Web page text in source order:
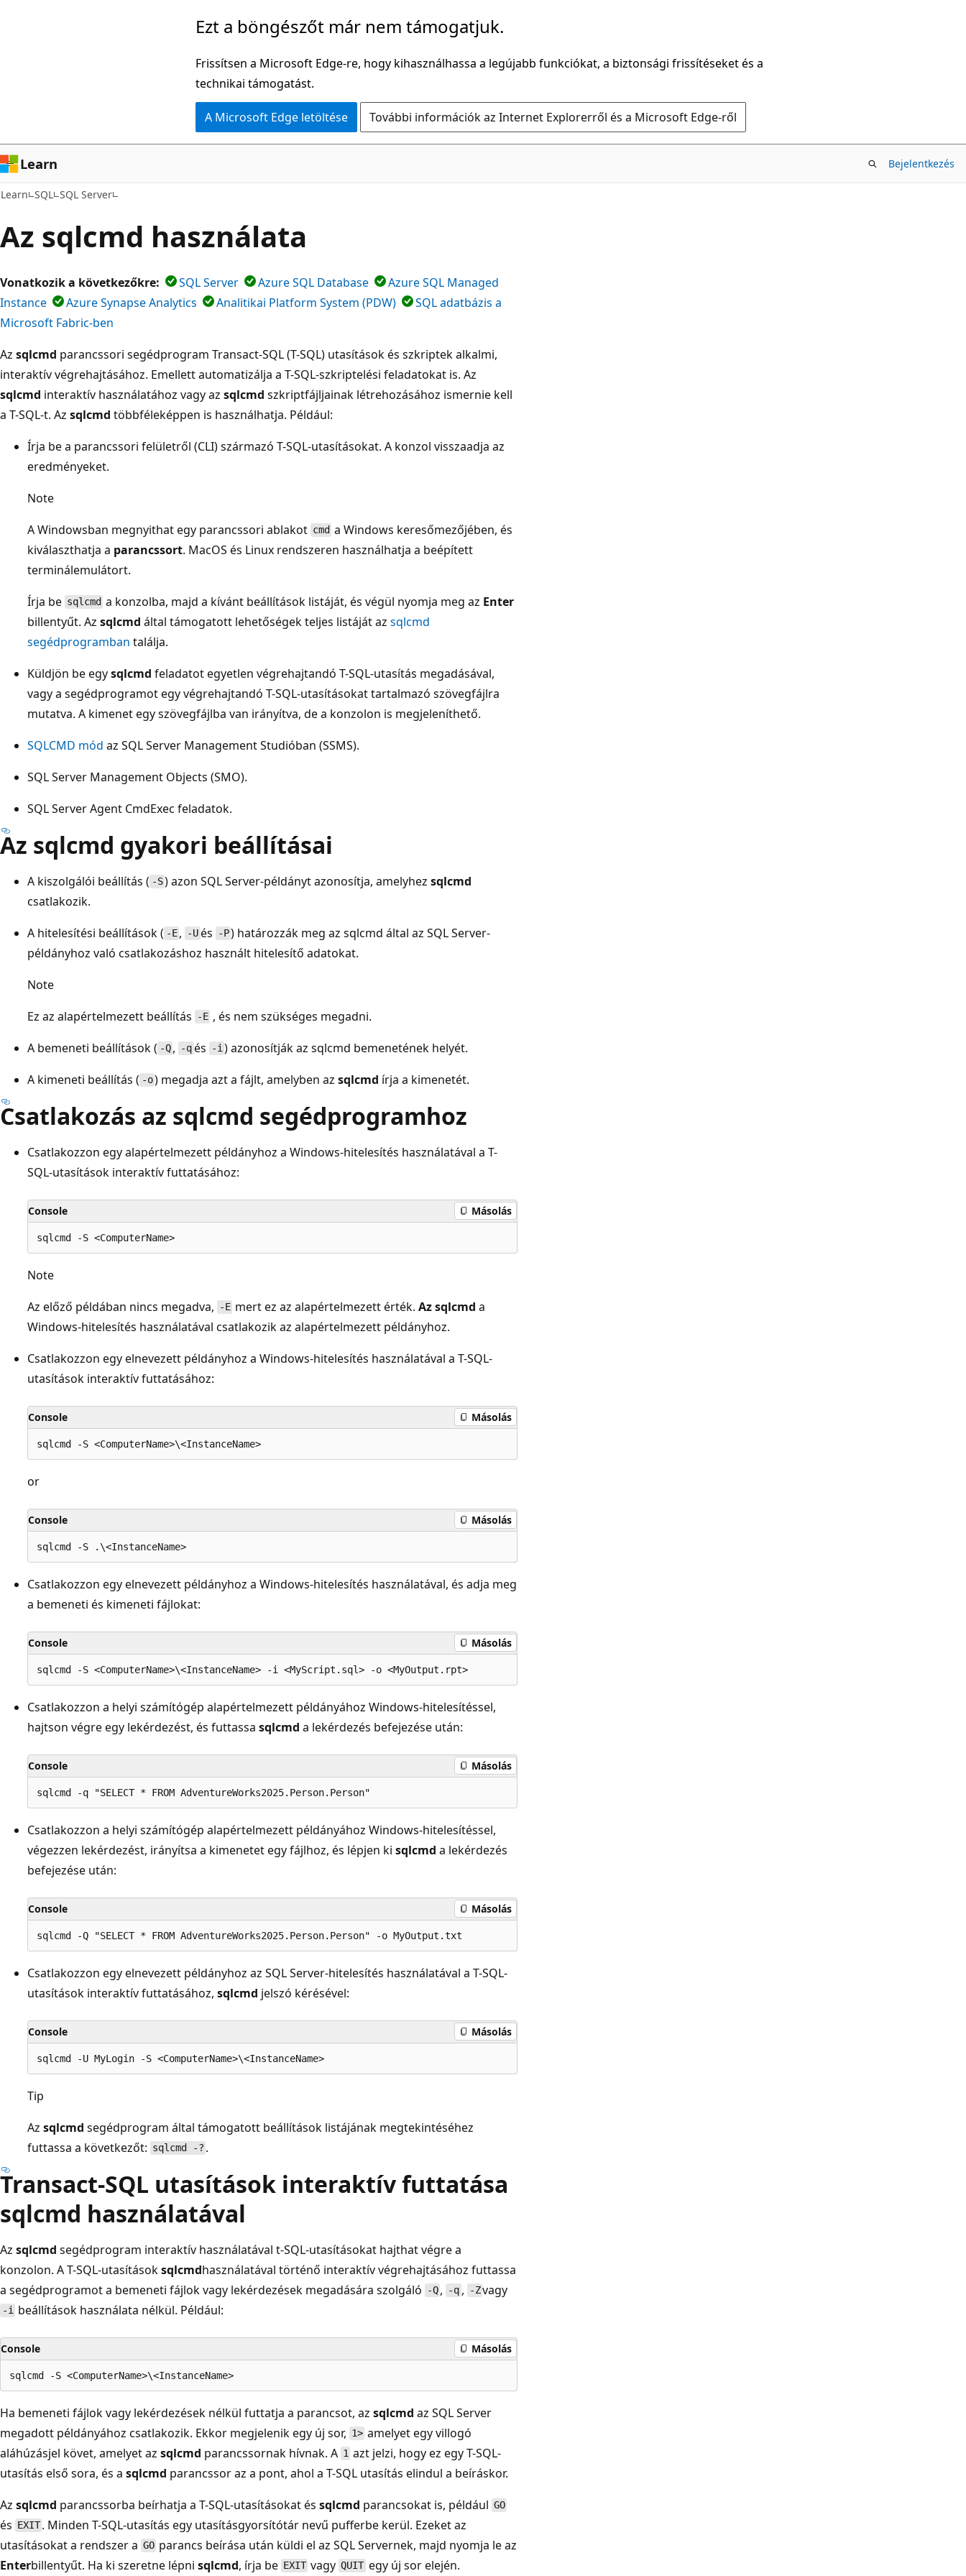
Ezt a böngészőt már nem támogatjuk.
Frissítsen a Microsoft Edge-re, hogy kihasználhassa a legújabb funkciókat, a biztonsági frissítéseket és a
technikai támogatást.
A Microsoft Edge letöltése További információk az Internet Explorerről és a Microsoft Edge-ről
Learn Bejelentkezés
Learn SQL SQL Server
Az sqlcmd használata
Vonatkozik a következőkre: SQL Server Azure SQL Database
Azure SQL Managed
Instance
Azure Synapse Analytics Analitikai Platform System (PDW)
SQL adatbázis a
Microsoft Fabric-ben
Az sqlcmd parancssori segédprogram Transact-SQL (T-SQL) utasítások és szkriptek alkalmi,
interaktív végrehajtásához. Emellett automatizálja a T-SQL-szkriptelési feladatokat is. Az
sqlcmd interaktív használatához vagy az sqlcmd szkriptfájljainak létrehozásához ismernie kell
a T-SQL-t. Az sqlcmd többféleképpen is használhatja. Például:
Írja be a parancssori felületről (CLI) származó T-SQL-utasításokat. A konzol visszaadja az
eredményeket.
Note
A Windowsban megnyithat egy parancssori ablakot cmd a Windows keresőmezőjében, és
kiválaszthatja a parancssort. MacOS és Linux rendszeren használhatja a beépített
terminálemulátort.
Írja be sqlcmd a konzolba, majd a kívánt beállítások listáját, és végül nyomja meg az Enter
billentyűt. Az sqlcmd által támogatott lehetőségek teljes listáját az sqlcmd
segédprogramban találja.
Küldjön be egysqlcmd feladatot egyetlen végrehajtandó T-SQL-utasítás megadásával,
vagy a segédprogramot egy végrehajtandó T-SQL-utasításokat tartalmazó szövegfájlra
mutatva. A kimenet egy szövegfájlba van irányítva, de a konzolon is megjeleníthető.
SQLCMD mód az SQL Server Management Studióban (SSMS).
SQL Server Management Objects (SMO).
SQL Server Agent CmdExec feladatok.
Az sqlcmd gyakori beállításai
A kiszolgálói beállítás ( -S) azon SQL Server-példányt azonosítja, amelyhezsqlcmd
csatlakozik.
A hitelesítési beállítások ( -E , -Ués -P) határozzák meg az sqlcmdáltal az SQL Server-
példányhoz való csatlakozáshoz használt hitelesítő adatokat.
Note
Ez az alapértelmezett beállítás
-E , és nem szükséges megadni.
A bemeneti beállítások ( -Q , -qés -i) azonosítják az sqlcmd bemenetének helyét.
A kimeneti beállítás ( -o) megadja azt a fájlt, amelyben azsqlcmd írja a kimenetét.
Csatlakozás az sqlcmd segédprogramhoz
Csatlakozzon egy alapértelmezett példányhoz a Windows-hitelesítés használatával a T-
SQL-utasítások interaktív futtatásához:
Console Másolás
Note
Az előző példában nincs megadva,
-E mert ez az alapértelmezett érték.Az sqlcmd a
Windows-hitelesítés használatával csatlakozik az alapértelmezett példányhoz.
Csatlakozzon egy elnevezett példányhoz a Windows-hitelesítés használatával a T-SQL-
utasítások interaktív futtatásához:
Console Másolás
or
Console Másolás
Csatlakozzon egy elnevezett példányhoz a Windows-hitelesítés használatával, és adja meg
a bemeneti és kimeneti fájlokat:
Console Másolás
Csatlakozzon a helyi számítógép alapértelmezett példányához Windows-hitelesítéssel,
hajtson végre egy lekérdezést, és futtassa sqlcmd a lekérdezés befejezése után:
Console Másolás
Csatlakozzon a helyi számítógép alapértelmezett példányához Windows-hitelesítéssel,
végezzen lekérdezést, irányítsa a kimenetet egy fájlhoz, és lépjen ki sqlcmd a lekérdezés
befejezése után:
Console Másolás
Csatlakozzon egy elnevezett példányhoz az SQL Server-hitelesítés használatával a T-SQL-
utasítások interaktív futtatásához, sqlcmd jelszó kérésével:
Console Másolás
Tip
Az sqlcmd segédprogram által támogatott beállítások listájának megtekintéséhez
futtassa a következőt: sqlcmd -? .
Transact-SQL utasítások interaktív futtatása
sqlcmd használatával
Az sqlcmd segédprogram interaktív használatával t-SQL-utasításokat hajthat végre a
konzolon. A T-SQL-utasításoksqlcmdhasználatával történő interaktív végrehajtásához futtassa
a segédprogramot a bemeneti fájlok vagy lekérdezések megadására szolgáló
-Q , -q, -Zvagy
-i beállítások használata nélkül. Például:
Console Másolás
Ha bemeneti fájlok vagy lekérdezések nélkül futtatja a parancsot, az sqlcmd az SQL Server
megadott példányához csatlakozik. Ekkor megjelenik egy új sor, 1> amelyet egy villogó
aláhúzásjel követ, amelyet az sqlcmd parancssornak hívnak. A 1 azt jelzi, hogy ez egy T-SQL-
utasítás első sora, és a sqlcmd parancssor az a pont, ahol a T-SQL utasítás elindul a beíráskor.
Az sqlcmd parancssorba beírhatja a T-SQL-utasításokat és sqlcmd parancsokat is, például GO
és EXIT . Minden T-SQL-utasítás egy utasításgyorsítótár nevű pufferbe kerül. Ezeket az
utasításokat a rendszer a GO parancs beírása után küldi el az SQL Servernek, majd nyomja le az
Enterbillentyűt. Ha ki szeretne lépni sqlcmd, írja be EXIT vagyQUITegy új sor elején.